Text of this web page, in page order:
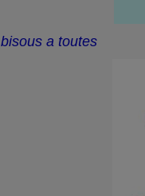
bisous a toutes